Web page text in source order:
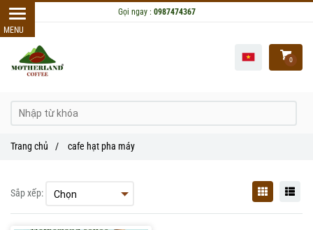
Sắp xếp:
Trang chủ / cafe hạt pha máy
Gọi ngay : 0987474367
0